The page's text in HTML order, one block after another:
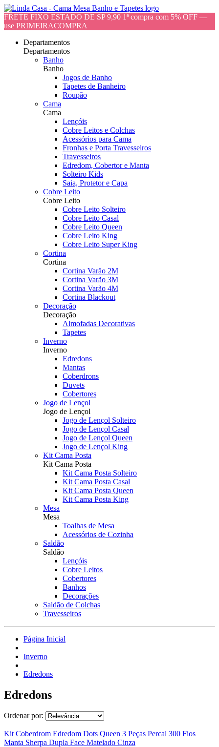
FRETE FIXO ESTADO DE SP 9,90 1ª compra com 5% OFF —
use PRIMEIRACOMPRA
Departamentos
Departamentos
Banho
Banho
Jogos de Banho
Tapetes de Banheiro
Roupão
Cama
Cama
Lençóis
Cobre Leitos e Colchas
Acessórios para Cama
Fronhas e Porta Travesseiros
Travesseiros
Edredom, Cobertor e Manta
Solteiro Kids
Saia, Protetor e Capa
Cobre Leito
Cobre Leito
Cobre Leito Solteiro
Cobre Leito Casal
Cobre Leito Queen
Cobre Leito King
Cobre Leito Super King
Cortina
Cortina
Cortina Varão 2M
Cortina Varão 3M
Cortina Varão 4M
Cortina Blackout
Decoração
Decoração
Almofadas Decorativas
Tapetes
Inverno
Inverno
Edredons
Mantas
Coberdrons
Duvets
Cobertores
Jogo de Lençol
Jogo de Lençol
Jogo de Lençol Solteiro
Jogo de Lençol Casal
Jogo de Lençol Queen
Jogo de Lençol King
Kit Cama Posta
Kit Cama Posta
Kit Cama Posta Solteiro
Kit Cama Posta Casal
Kit Cama Posta Queen
Kit Cama Posta King
Mesa
Mesa
Toalhas de Mesa
Acessórios de Cozinha
Saldão
Saldão
Lençóis
Cobre Leitos
Cobertores
Banhos
Decorações
Saldão de Colchas
Travesseiros
Página Inicial
Inverno
Edredons
Edredons
Ordenar por:
Kit Coberdrom Edredom Dots Queen 3 Peças Percal 300 Fios
Manta Sherpa Dupla Face Matelado Cinza